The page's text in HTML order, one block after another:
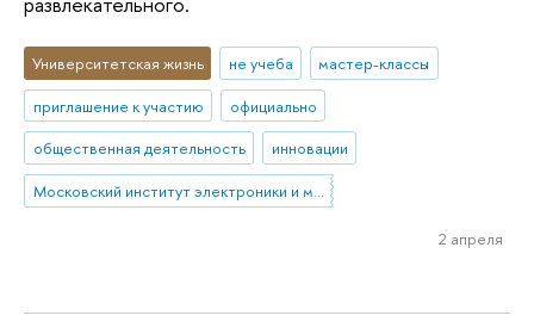
Университетская жизнь не учеба
мастер-классы
приглашение к участию
официально
общественная деятельность
инновации
Московский институт электроники и математики им. А.Н. Тихонова
2 апреля